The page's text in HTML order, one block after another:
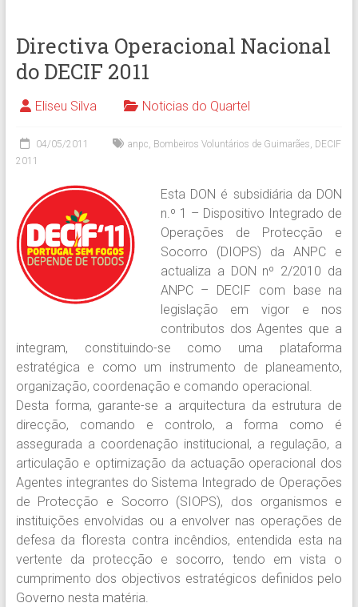
Directiva Operacional Nacional
do DECIF 2011
Eliseu Silva Noticias do Quartel
04/05/2011 anpc, Bombeiros Voluntários de Guimarães, DECIF
2011
Esta DON é subsidiária da DON
n.º 1 – Dispositivo Integrado de
Operações de Protecção e
Socorro (DIOPS) da ANPC e
actualiza a DON nº 2/2010 da
ANPC – DECIF com base na
legislação em vigor e nos
contributos dos Agentes que a
integram, constituindo-se como uma plataforma
estratégica e como um instrumento de planeamento,
organização, coordenação e comando operacional.
Desta forma, garante-se a arquitectura da estrutura de
direcção, comando e controlo, a forma como é
assegurada a coordenação institucional, a regulação, a
articulação e optimização da actuação operacional dos
Agentes integrantes do Sistema Integrado de Operações
de Protecção e Socorro (SIOPS), dos organismos e
instituições envolvidas ou a envolver nas operações de
defesa da floresta contra incêndios, entendida esta na
vertente da protecção e socorro, tendo em vista o
cumprimento dos objectivos estratégicos definidos pelo
Governo nesta matéria.